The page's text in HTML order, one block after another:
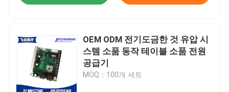
OEM ODM 전기도금한 것 유압 시
스템 소품 동작 테이블 소품 전원
공급기
MOQ：100개 세트